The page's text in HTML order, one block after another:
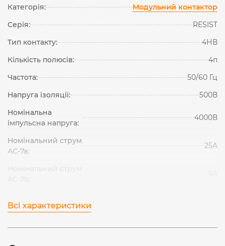
Категорія:
Модульний контактор
Серія:
RESIST
Тип контакту:
4НВ
Кількість полюсів:
4п
Частота:
50/60 Гц
Напруга ізоляції:
500В
Номінальна
імпульсна напруга:
4000В
Номінальний струм
AC-7a:
25А
Всі характеристики